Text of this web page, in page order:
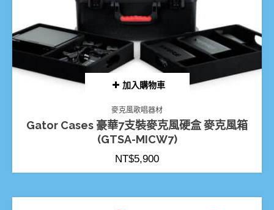
加入購物車
麥克風歌唱器材
Gator Cases 豪華7支裝麥克風硬盒 麥克風箱
(GTSA-MICW7)
NT$5,900